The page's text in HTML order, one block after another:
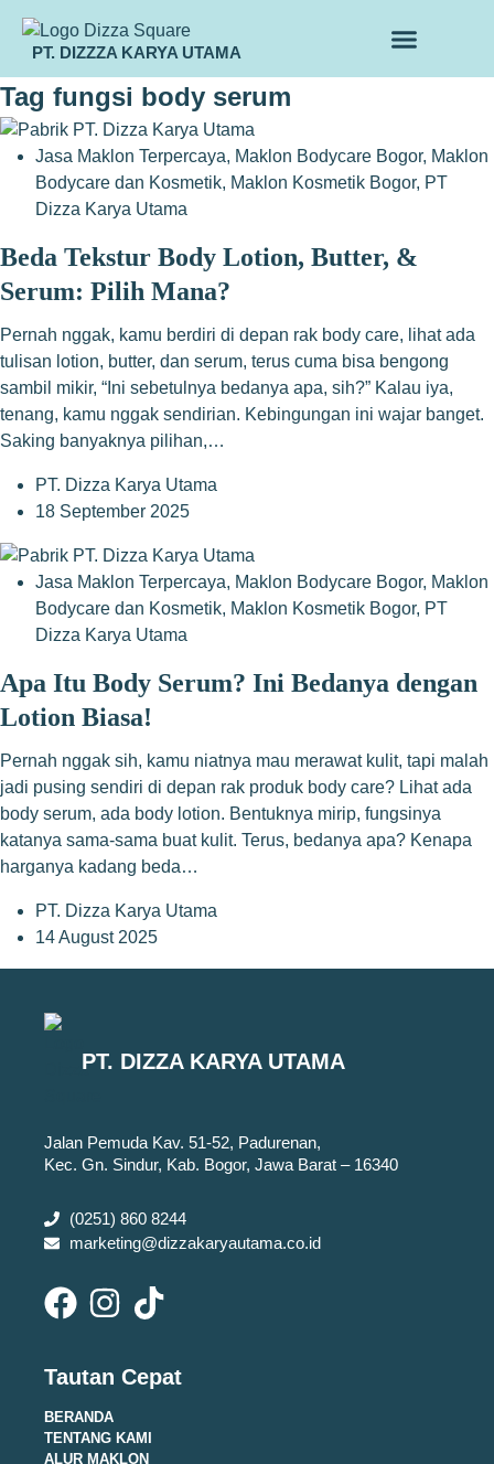
PT. DIZZZA KARYA UTAMA
Tag fungsi body serum
Jasa Maklon Terpercaya, Maklon Bodycare Bogor, Maklon
Bodycare dan Kosmetik, Maklon Kosmetik Bogor, PT
Dizza Karya Utama
Beda Tekstur Body Lotion, Butter, &
Serum: Pilih Mana?
Pernah nggak, kamu berdiri di depan rak body care, lihat ada
tulisan lotion, butter, dan serum, terus cuma bisa bengong
sambil mikir, “Ini sebetulnya bedanya apa, sih?” Kalau iya,
tenang, kamu nggak sendirian. Kebingungan ini wajar banget.
Saking banyaknya pilihan,…
PT. Dizza Karya Utama
18 September 2025
Jasa Maklon Terpercaya, Maklon Bodycare Bogor, Maklon
Bodycare dan Kosmetik, Maklon Kosmetik Bogor, PT
Dizza Karya Utama
Apa Itu Body Serum? Ini Bedanya dengan
Lotion Biasa!
Pernah nggak sih, kamu niatnya mau merawat kulit, tapi malah
jadi pusing sendiri di depan rak produk body care? Lihat ada
body serum, ada body lotion. Bentuknya mirip, fungsinya
katanya sama-sama buat kulit. Terus, bedanya apa? Kenapa
harganya kadang beda…
PT. Dizza Karya Utama
14 August 2025
PT. DIZZA KARYA UTAMA
Jalan Pemuda Kav. 51-52, Padurenan,
Kec. Gn. Sindur, Kab. Bogor, Jawa Barat – 16340
(0251) 860 8244
marketing@dizzakaryautama.co.id
Tautan Cepat
BERANDA
TENTANG KAMI
ALUR MAKLON